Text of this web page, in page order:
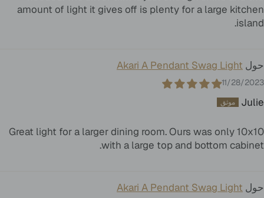
amount of light it gives off is plenty for a large kitchen
island.
Akari A Pendant Swag Light
11/28/2023
Julie
Great light for a larger dining room. Ours was only 10x10
with a large top and bottom cabinet.
Akari A Pendant Swag Light